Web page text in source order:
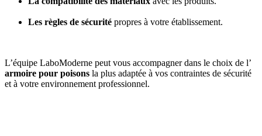
Les règles de sécurité propres à votre établissement.
L’équipe LaboModerne peut vous accompagner dans le choix de l’
armoire pour poisons la plus adaptée à vos contraintes de sécurité
et à votre environnement professionnel.